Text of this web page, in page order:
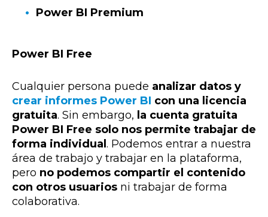
Power BI Premium
Power BI Free
Cualquier persona puede analizar datos y
crear informes Power BI con una licencia
gratuita. Sin embargo, la cuenta gratuita
Power BI Free solo nos permite trabajar de
forma individual. Podemos entrar a nuestra
área de trabajo y trabajar en la plataforma,
pero no podemos compartir el contenido
con otros usuarios ni trabajar de forma
colaborativa.